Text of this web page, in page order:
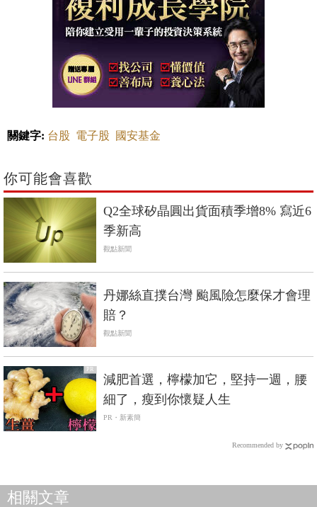
關鍵字: 台股 電子股 國安基金
你可能會喜歡
Q2全球矽晶圓出貨面積季增8% 寫近6
季新高
觀點新聞
丹娜絲直撲台灣 颱風險怎麼保才會理
賠？
觀點新聞
PR
減肥首選，檸檬加它，堅持一週，腰
細了，瘦到你懷疑人生
PR・新素簡
Recommended by
相關文章